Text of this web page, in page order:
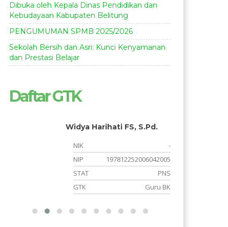
Dibuka oleh Kepala Dinas Pendidikan dan
Kebudayaan Kabupaten Belitung
PENGUMUMAN SPMB 2025/2026
Sekolah Bersih dan Asri: Kunci Kenyamanan
dan Prestasi Belajar
Daftar GTK
Widya Harihati FS, S.Pd.
NIK
-
NIP
197812252006042005
STAT
PNS
GTK
Guru BK